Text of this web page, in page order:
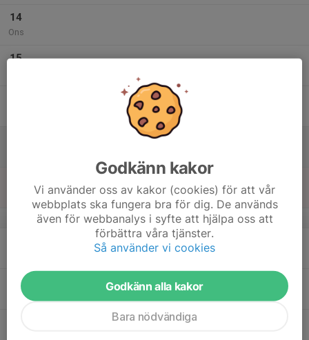
14
Ons
15
v.21
20
Godkänn kakor
Vi använder oss av kakor (cookies) för att vår
webbplats ska fungera bra för dig. De används
även för webbanalys i syfte att hjälpa oss att
förbättra våra tjänster.
Så använder vi cookies
Godkänn alla kakor
Bara nödvändiga